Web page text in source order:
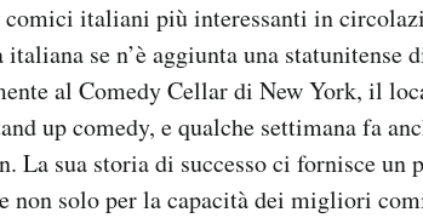
comici italiani più interessanti in
se n’è aggiunta una statunitense
al Comedy Cellar di New York, il
up comedy, e qualche settimana fa
La sua storia di successo ci fornisce un
non solo per la capacità dei migliori